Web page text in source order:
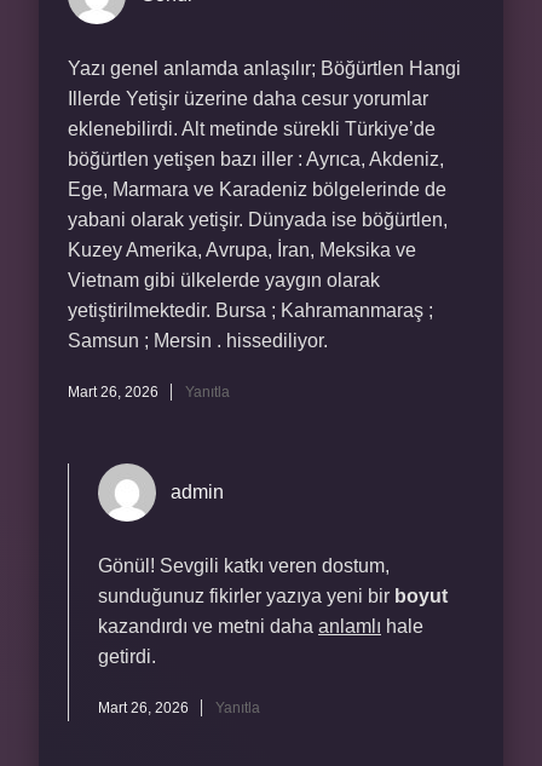
Yazı genel anlamda anlaşılır; Böğürtlen Hangi
Illerde Yetişir üzerine daha cesur yorumlar
eklenebilirdi. Alt metinde sürekli Türkiye’de
böğürtlen yetişen bazı iller : Ayrıca, Akdeniz,
Ege, Marmara ve Karadeniz bölgelerinde de
yabani olarak yetişir. Dünyada ise böğürtlen,
Kuzey Amerika, Avrupa, İran, Meksika ve
Vietnam gibi ülkelerde yaygın olarak
yetiştirilmektedir. Bursa ; Kahramanmaraş ;
Samsun ; Mersin . hissediliyor.
Mart 26, 2026 Yanıtla
admin
Gönül! Sevgili katkı veren dostum,
sunduğunuz fikirler yazıya yeni bir boyut
kazandırdı ve metni daha anlamlı hale
getirdi.
Mart 26, 2026 Yanıtla